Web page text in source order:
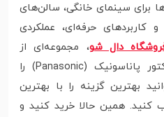
برای سینمای خانگی، سالن‌های
حرفه‌ای، عملکردی
دال شو، مجموعه‌ای از
بهترین مدل‌های ویدئو پروژکتور پاناسونیک (Panasonic) را
بهترین گزینه را با بهترین
کنید. همین حالا خرید کنید و